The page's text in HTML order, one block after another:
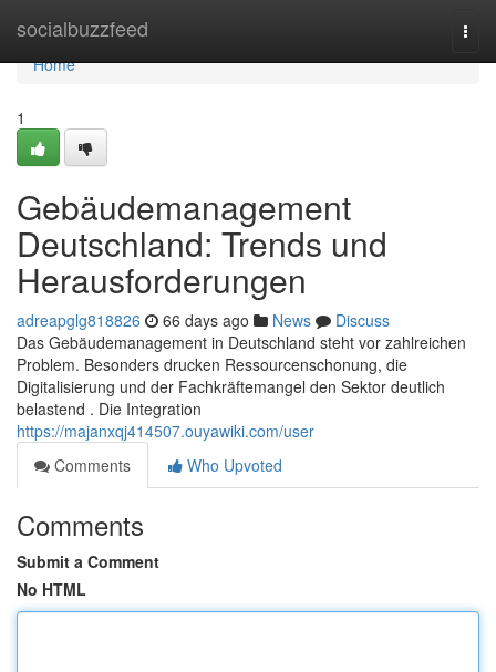
socialbuzzfeed
Home
Home
1
Gebäudemanagement
Deutschland: Trends und
Herausforderungen
adreapglg818826 66 days ago News
Discuss
Das Gebäudemanagement in Deutschland steht vor zahlreichen
Problem. Besonders drucken Ressourcenschonung, die
Digitalisierung und der Fachkräftemangel den Sektor deutlich
belastend . Die Integration
https://majanxqj414507.ouyawiki.com/user
Comments
Who Upvoted
Comments
Submit a Comment
No HTML